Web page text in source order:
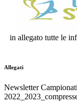
in allegato tutte le
Allegati
Newsletter